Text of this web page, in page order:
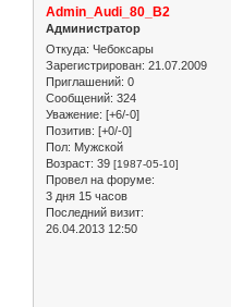
Admin_Audi_80_B2
Администратор
Откуда: Чебоксары
Зарегистрирован: 21.07.2009
Приглашений: 0
Сообщений: 324
Уважение: [+6/-0]
Позитив: [+0/-0]
Пол: Мужской
Возраст: 39 [1987-05-10]
Провел на форуме:
3 дня 15 часов
Последний визит:
26.04.2013 12:50